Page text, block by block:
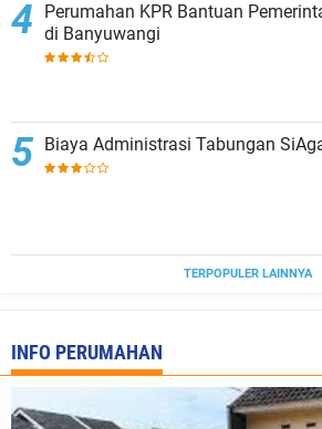
Perumahan KPR Bantuan
di Banyuwangi
Biaya Administrasi Tabungan
TERPOPULER LAINNYA
INFO PERUMAHAN